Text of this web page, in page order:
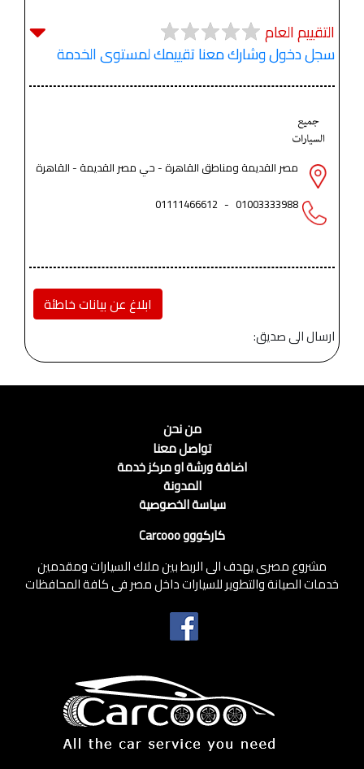
التقييم العام
سجل دخول وشارك معنا تقييمك لمستوى الخدمة
مصر القديمة ومناطق القاهرة - حي مصر القديمة - القاهرة
01003333988
-
01111466612
ابلاغ عن بيانات خاطئة
ارسال الى صديق:
من نحن
تواصل معنا
اضافة ورشة او مركز خدمة
المدونة
سياسة الخصوصية
كاركووو Carcooo
مشروع مصرى يهدف الى الربط بين ملاك السيارات ومقدمين
خدمات الصيانة والتطوير للسيارات داخل مصر فى كافة المحافظات